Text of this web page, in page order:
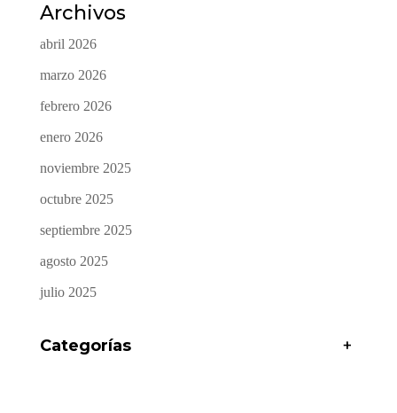
Archivos
abril 2026
marzo 2026
febrero 2026
enero 2026
noviembre 2025
octubre 2025
septiembre 2025
agosto 2025
julio 2025
Categorías +